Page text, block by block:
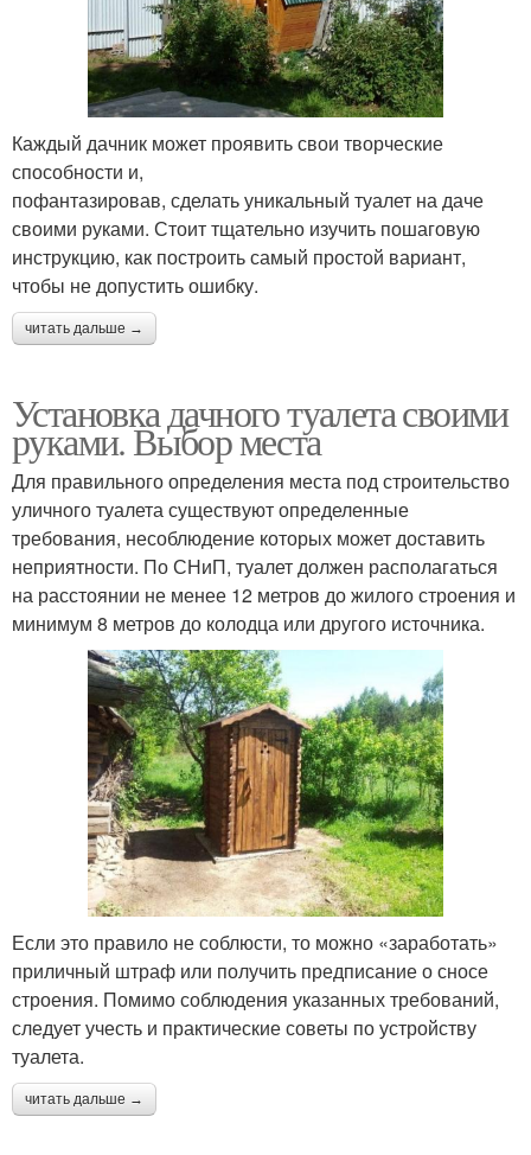
Каждый дачник может проявить свои творческие
способности и,
пофантазировав, сделать уникальный туалет на даче
своими руками. Стоит тщательно изучить пошаговую
инструкцию, как построить самый простой вариант,
чтобы не допустить ошибку.
читать дальше →
Установка дачного туалета своими
руками. Выбор места
Для правильного определения места под строительство
уличного туалета существуют определенные
требования, несоблюдение которых может доставить
неприятности. По СНиП, туалет должен располагаться
на расстоянии не менее 12 метров до жилого строения и
минимум 8 метров до колодца или другого источника.
Если это правило не соблюсти, то можно «заработать»
приличный штраф или получить предписание о сносе
строения. Помимо соблюдения указанных требований,
следует учесть и практические советы по устройству
туалета.
читать дальше →